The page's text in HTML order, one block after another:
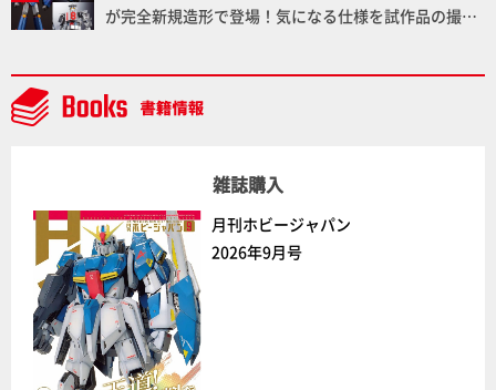
が完全新規造形で登場！気になる仕様を試作品の撮り
ト」セット情報もお届け！【超合金の魂】
雑誌購入
月刊ホビージャパン
2026年9月号